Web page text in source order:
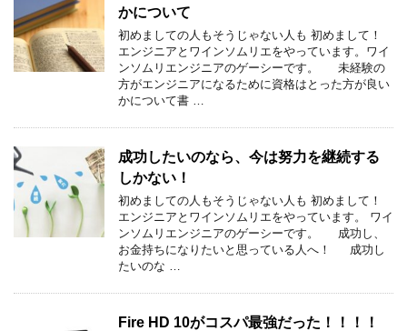
かについて
初めましての人もそうじゃない人も 初めまして！
エンジニアとワインソムリエをやっています。ワイ
ンソムリエンジニアのゲーシーです。 未経験の
方がエンジニアになるために資格はとった方が良い
かについて書 …
成功したいのなら、今は努力を継続する
しかない！
初めましての人もそうじゃない人も 初めまして！
エンジニアとワインソムリエをやっています。 ワイ
ンソムリエンジニアのゲーシーです。 成功し、
お金持ちになりたいと思っている人へ！ 成功し
たいのな …
Fire HD 10がコスパ最強だった！！！！